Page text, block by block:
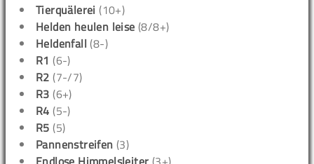
Tierquälerei (10+)
Helden heulen leise (8/8+)
Heldenfall (8-)
R1 (6-)
R2 (7-/7)
R3 (6+)
R4 (5-)
R5 (5)
Pannenstreifen (3)